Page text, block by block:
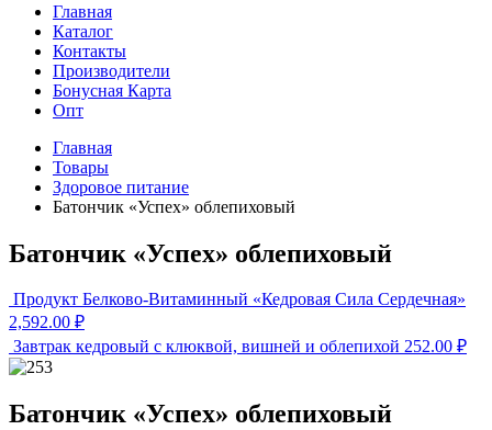
Главная
Каталог
Контакты
Производители
Бонусная Карта
Опт
Главная
Товары
Здоровое питание
Батончик «Успех» облепиховый
Батончик «Успех» облепиховый
Продукт Белково-Витаминный «Кедровая Сила Сердечная»
2,592.00 ₽
Завтрак кедровый с клюквой, вишней и облепихой 252.00 ₽
Батончик «Успех» облепиховый